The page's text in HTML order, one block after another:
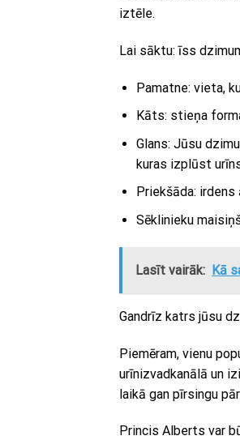
iztēle.
Lai sāktu: īss
Pamatne: vieta,
Kāts: stieņa
Glans: Jūsu
kuras izplūst
Priekšāda:
Sēklinieku
Lasīt vairāk: Kā
Gandrīz katrs jūsu
Piemēram, vienu
urīnizvadkanālā un
laikā gan pīrsingu
Princis Alberts var